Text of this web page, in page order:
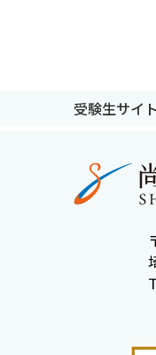
受験生サイト